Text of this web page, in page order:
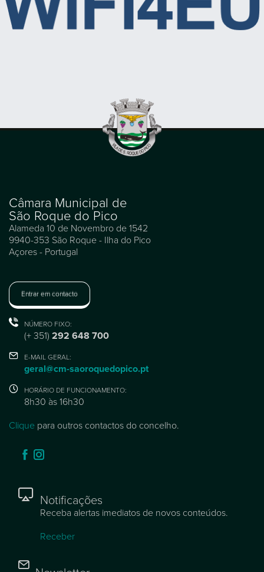
Câmara Municipal de
São Roque do Pico
Alameda 10 de Novembro de 1542
9940-353 São Roque - Ilha do Pico
Açores - Portugal
Entrar em contacto
NÚMERO FIXO:
(+ 351) 292 648 700
E-MAIL GERAL:
geral@cm-saoroquedopico.pt
HORÁRIO DE FUNCIONAMENTO:
8h30 às 16h30
Clique para outros contactos do concelho.
Notificações
Receba alertas imediatos de novos conteúdos.
Receber